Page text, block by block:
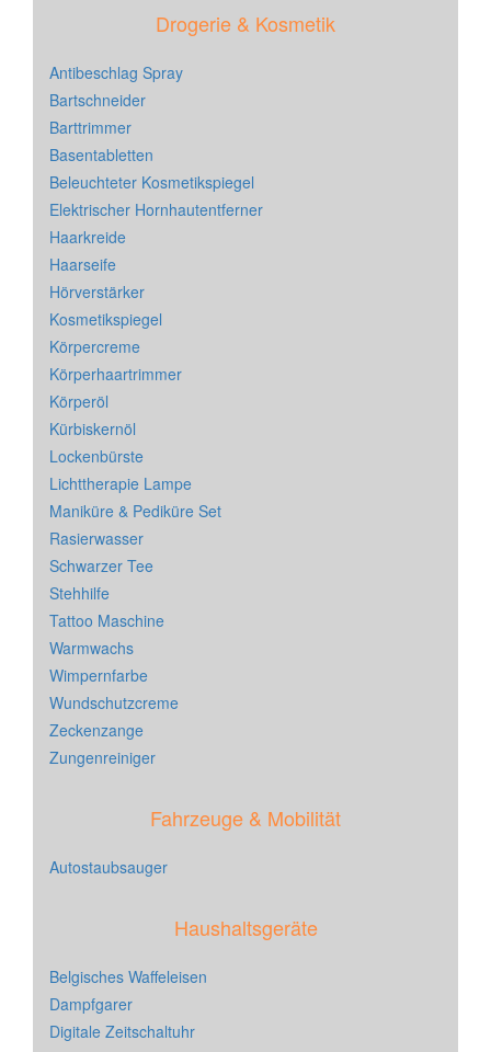
Drogerie & Kosmetik
Antibeschlag Spray
Bartschneider
Barttrimmer
Basentabletten
Beleuchteter Kosmetikspiegel
Elektrischer Hornhautentferner
Haarkreide
Haarseife
Hörverstärker
Kosmetikspiegel
Körpercreme
Körperhaartrimmer
Körperöl
Kürbiskernöl
Lockenbürste
Lichttherapie Lampe
Maniküre & Pediküre Set
Rasierwasser
Schwarzer Tee
Stehhilfe
Tattoo Maschine
Warmwachs
Wimpernfarbe
Wundschutzcreme
Zeckenzange
Zungenreiniger
Fahrzeuge & Mobilität
Autostaubsauger
Haushaltsgeräte
Belgisches Waffeleisen
Dampfgarer
Digitale Zeitschaltuhr